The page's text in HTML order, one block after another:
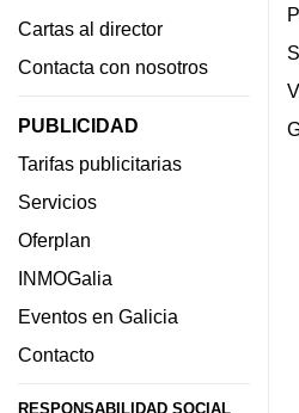
Cartas al director
Contacta con nosotros
PUBLICIDAD
Tarifas publicitarias
Servicios
Oferplan
INMOGalia
Eventos en Galicia
Contacto
RESPONSABILIDAD SOCIAL